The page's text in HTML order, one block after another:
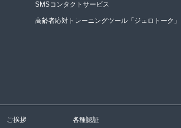
SMSコンタクトサービス
高齢者応対トレーニングツール「ジェロトーク」
ご挨拶 各種認証